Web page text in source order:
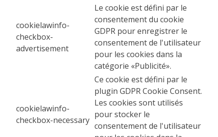
cookielawinfo-
checkbox-
advertisement
Le cookie est défini par le
consentement du cookie
GDPR pour enregistrer le
consentement de l'utilisateur
pour les cookies dans la
catégorie «Publicité».
cookielawinfo-
checkbox-necessary
Ce cookie est défini par le
plugin GDPR Cookie Consent.
Les cookies sont utilisés
pour stocker le
consentement de l'utilisateur